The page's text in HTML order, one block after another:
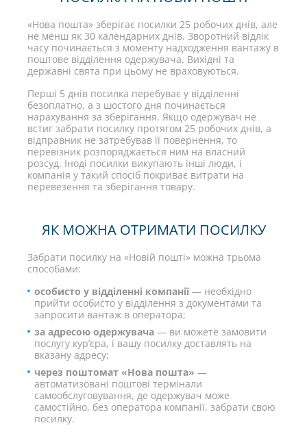
«Нова пошта» зберігає посилки 25 робочих днів, але
не менш як 30 календарних днів. Зворотний відлік
часу починається з моменту надходження вантажу в
поштове відділення одержувача. Вихідні та
державні свята при цьому не враховуються.
Перші 5 днів посилка перебуває у відділенні
безоплатно, а з шостого дня починається
нарахування за зберігання. Якщо одержувач не
встиг забрати посилку протягом 25 робочих днів, а
відправник не затребував її повернення, то
перевізник розпоряджається ним на власний
розсуд. Іноді посилки викупають інші люди, і
компанія у такий спосіб покриває витрати на
перевезення та зберігання товару.
ЯК МОЖНА ОТРИМАТИ ПОСИЛКУ
Забрати посилку на «Новій пошті» можна трьома
способами:
особисто у відділенні компанії— необхідно
прийти особисто у відділення з документами та
запросити вантаж в оператора;
за адресою одержувача — ви можете замовити
послугу кур’єра, і вашу посилку доставлять на
вказану адресу;
через поштомат «Нова пошта» —
автоматизовані поштові термінали
самообслуговування, де одержувач може
самостійно, без оператора компанії. забрати свою
посилку.